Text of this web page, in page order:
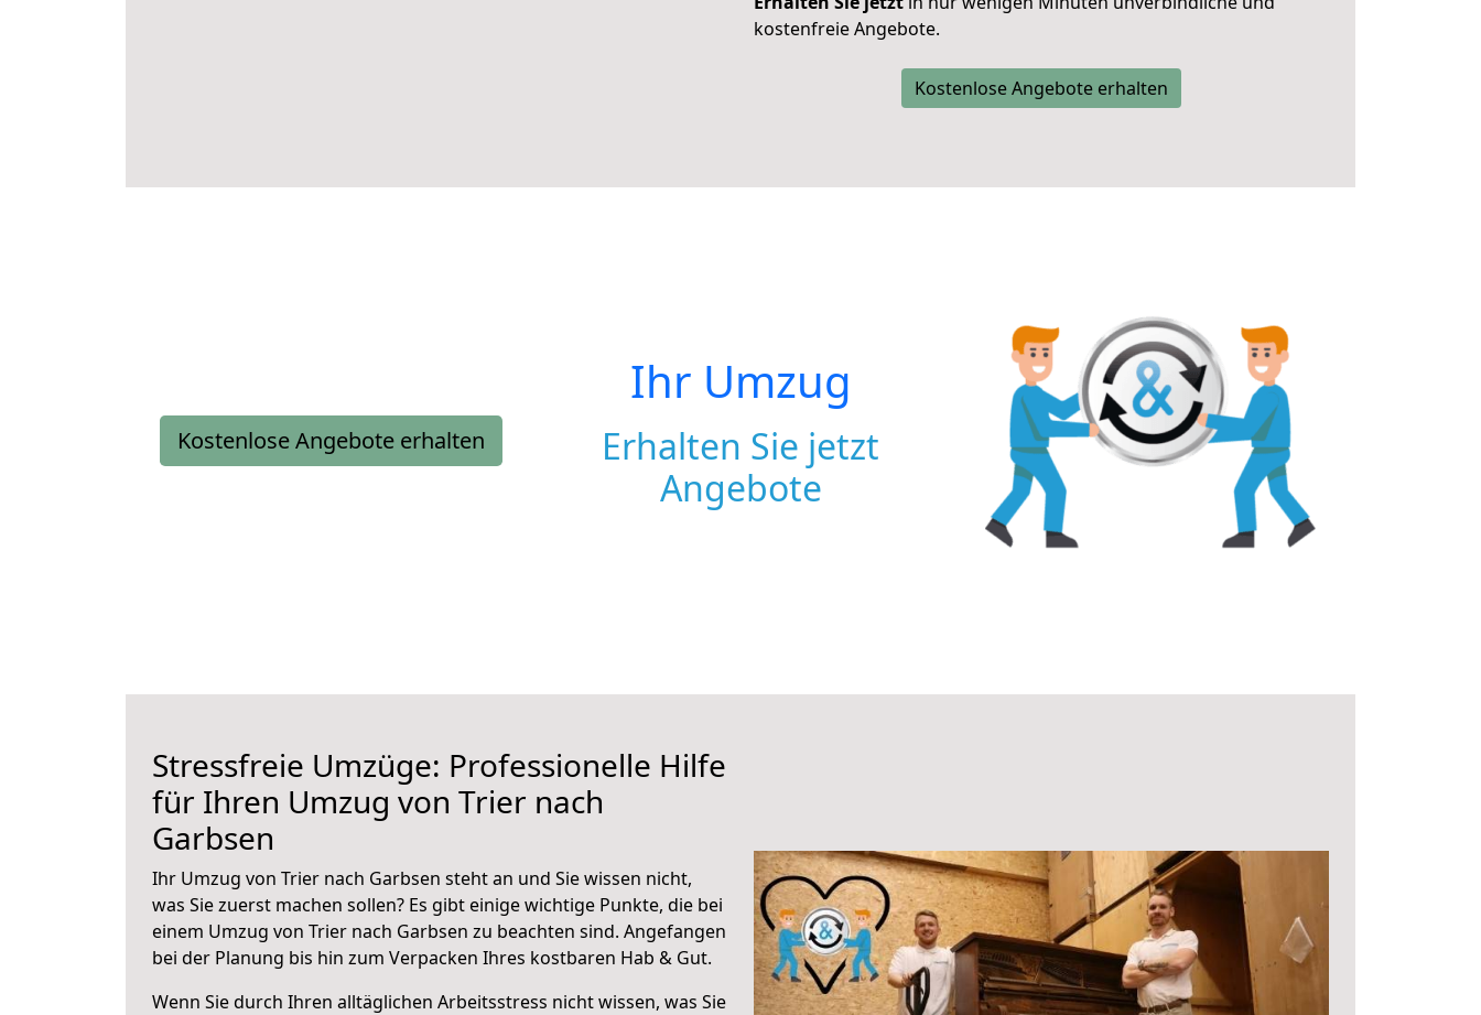
kostenfreie Angebote.
Kostenlose Angebote erhalten
Kostenlose Angebote erhalten
Ihr Umzug
Erhalten Sie jetzt
Angebote
Stressfreie Umzüge: Professionelle Hilfe
für Ihren Umzug von Trier nach
Garbsen
Ihr Umzug von Trier nach Garbsen steht an und Sie wissen nicht,
was Sie zuerst machen sollen? Es gibt einige wichtige Punkte, die bei
einem Umzug von Trier nach Garbsen zu beachten sind. Angefangen
bei der Planung bis hin zum Verpacken Ihres kostbaren Hab & Gut.
Wenn Sie durch Ihren alltäglichen Arbeitsstress nicht wissen, was Sie